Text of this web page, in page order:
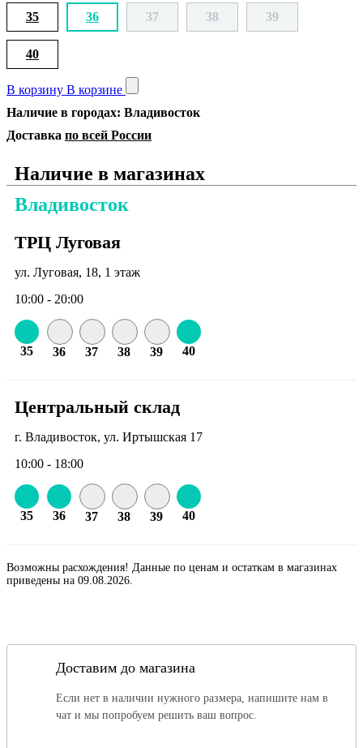
35 36 37 38 39
40
В корзину В корзине
Наличие в городах: Владивосток
Доставка по всей России
Наличие в магазинах
Владивосток
ТРЦ Луговая
ул. Луговая, 18, 1 этаж
10:00 - 20:00
35 36 37 38 39 40
Центральный склад
г. Владивосток, ул. Иртышская 17
10:00 - 18:00
35 36 37 38 39 40
Возможны расхождения! Данные по ценам и остаткам в магазинах
приведены на 09.08.2026.
Доставим до магазина
Если нет в наличии нужного размера, напишите нам в
чат и мы попробуем решить ваш вопрос.